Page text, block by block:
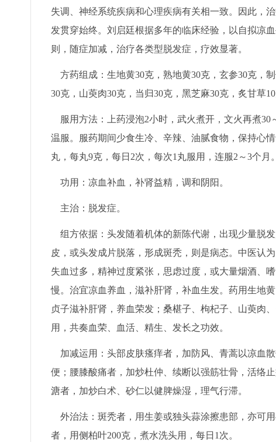
失调、神经系统疾病和心理疾病有关相一致。因此，
发贯穿始终。刘启廷根据多年的临床经验，以自拟凉
则，随症加减，治疗各类型脱发症，疗效显著。
方药组成：生地黄30克，熟地黄30克，玄参30克，
30克，山萸肉30克，当归30克，黑芝麻30克，炙甘草10
服用方法：上药浸泡2小时，武火煮开，文火再煮30
温服。服药期间少食生冷、辛辣、油腻食物，保持心
丸，每丸9克，每日2次，每次1丸服用，连服2～3个月。
功用：凉血补血，补肾益精，调和阴阳。
主治：脱发症。
组方依据：头发随着机体的新陈代谢，出现少量脱
皮，或头发成片脱落，形成斑秃，则是病态。中医认
失血过多，精神过度紧张，思虑过度，或大量烟酒、
慢。治宜凉血养血，滋补肝肾，补血生发。药用生地
贞子滋补肝肾，养血荣发；桑椹子、枸杞子、山萸肉
用，共奏血荣、血活、精生、发长之功效。
加减运用：头部皮肤瘙痒者，加防风、青蒿以凉血
便；腰膝酸痛者，加炒杜仲、续断以强筋壮骨，活络
溏者，加炒白术、砂仁以健脾燥湿，理气行滞。
外治法：斑秃者，用生姜或独头蒜涂擦患部，亦可
者，用侧柏叶200克，煮水洗头用，每日1次。